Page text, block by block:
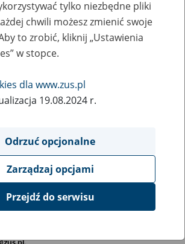
do siebie: eZUS, wizyty
e-wizyty, Aktywni 50+
świadczeniobiorcy
w siedzibie firmy, instytucji, urzędu.
tylko niezbędne pliki
chwili możesz zmienić swoje
to zrobić, kliknij „Ustawienia
w stopce.
dla www.zus.pl
19.08.2024 r.
Odrzuć opcjonalne
Zarządzaj opcjami
Przejdź do serwisu